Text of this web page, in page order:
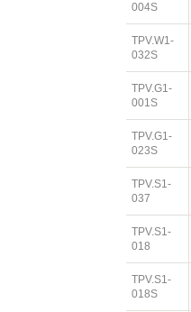
004S
TPV.W1-
032S
TPV.G1-
001S
TPV.G1-
023S
TPV.S1-
037
TPV.S1-
018
TPV.S1-
018S